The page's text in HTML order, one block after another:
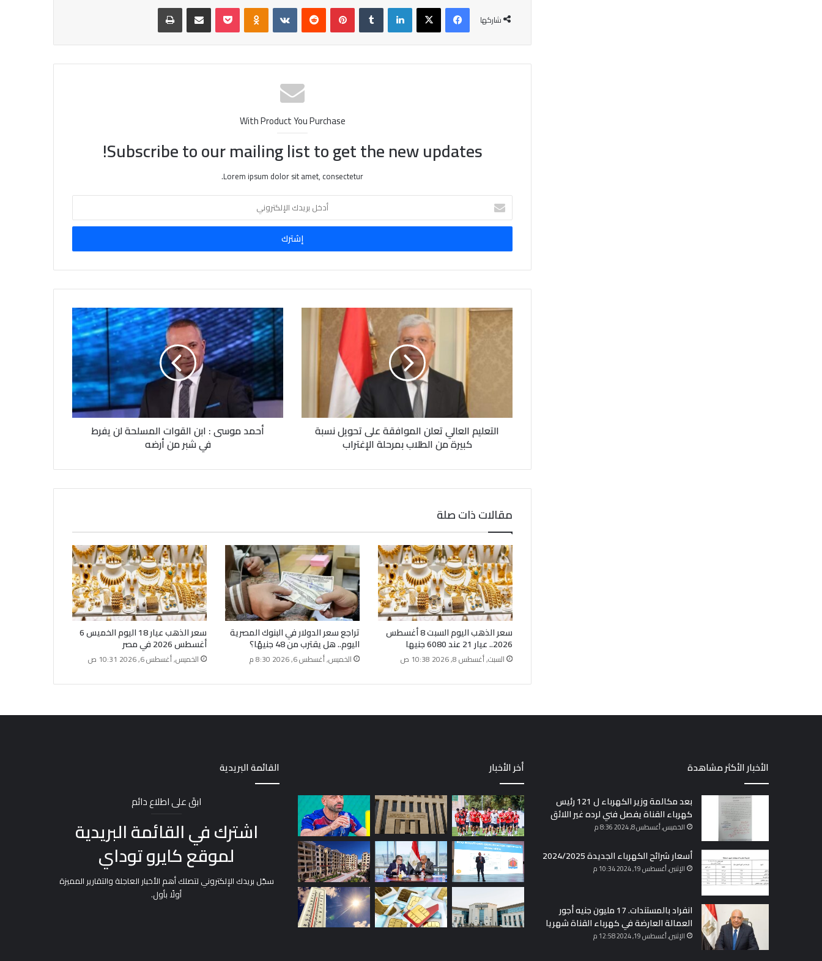
شاركها
فيسبوك لينكدإن بينتيريست بوكيت
With Product You Purchase
Subscribe to our mailing list to get the new updates!
Lorem ipsum dolor sit amet, consectetur.
خ
ب
د
ك
ا
ن
التعليم العالي تعلن الموافقة على تحويل نسبة
كبيرة من الطلاب بمرحلة الإغتراب
أحمد موسى : ابن القوات المسلحة لن يفرط
في شبر من أرضه
مقالات ذات صلة
سعر الذهب اليوم السبت 8 أغسطس
2026.. عيار 21 عند 6080 جنيها
السبت, أغسطس 8, 2026 10:38 ص
تراجع سعر الدولار في البنوك المصرية
اليوم.. هل يقترب من 48 جنيهًا؟
الخميس, أغسطس 6, 2026 8:30 م
سعر الذهب عيار 18 اليوم الخميس 6
أغسطس 2026 في مصر
الخميس, أغسطس 6, 2026 10:31 ص
الأخبار الأكثر مشاهدة
بعد مكالمة وزير الكهرباء ل 121 رئيس
كهرباء القناة يفصل فني لرده غير اللائق
الخميس, أغسطس 8, 2024 8:36 م
أسعار شرائح الكهرباء الجديدة 2024/2025
الإثنين, أغسطس 19, 2024 10:34 م
انفراد بالمستندات. 17 مليون جنيه أجور
العمالة العارضة في كهرباء القناة شهريا
الإثنين, أغسطس 19, 2024 12:58 م
أخر الأخبار
القائمة البريدية
ابقَ على اطلاع دائم
اشترك في القائمة البريدية
لموقع كايرو توداي
سجّل بريدك الإلكتروني لتصلك أهم الأخبار العاجلة والتقارير المميزة
أولًا بأول.